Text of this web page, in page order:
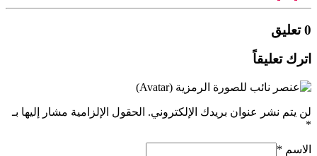
0 تعليق
اترك تعليقاً
لن يتم نشر عنوان بريدك الإلكتروني. الحقول الإلزامية مشار إليها بـ
*
الاسم *